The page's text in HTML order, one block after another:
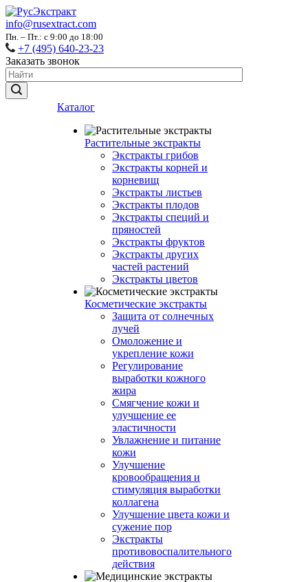
info@rusextract.com
Пн. – Пт.: с 9:00 до 18:00
+7 (495) 640-23-23
Заказать звонок
Каталог
Растительные экстракты
Экстракты грибов
Экстракты корней и
корневищ
Экстракты листьев
Экстракты плодов
Экстракты специй и
пряностей
Экстракты фруктов
Экстракты других
частей растений
Экстракты цветов
Косметические экстракты
Защита от солнечных
лучей
Омоложение и
укрепление кожи
Регулирование
выработки кожного
жира
Смягчение кожи и
улучшение ее
эластичности
Увлажнение и питание
кожи
Улучшение
кровообращения и
стимуляция выработки
коллагена
Улучшение цвета кожи и
сужение пор
Экстракты
противовоспалительного
действия